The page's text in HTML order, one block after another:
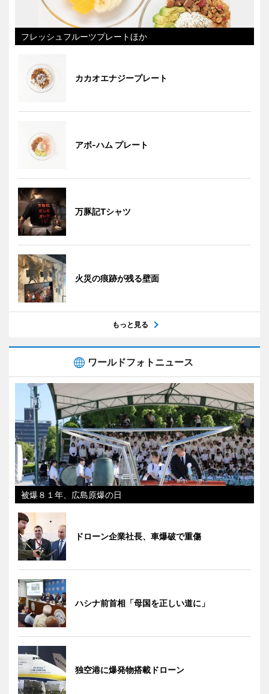
フレッシュフルーツプレートほか
カカオエナジープレート
アボ-ハム プレート
万豚記Tシャツ
火災の痕跡が残る壁面
もっと見る
ワールドフォトニュース
被爆８１年、広島原爆の日
ドローン企業社長、車爆破で重傷
ハシナ前首相「母国を正しい道に」
独空港に爆発物搭載ドローン